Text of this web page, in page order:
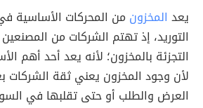
يعد المخزون من المحركات الأساسية
التوريد، إذ تهتم الشركات من
التجزئة بالمخزون؛ لأنه يعد أحد أهم
لأن وجود المخزون يعني ثقة الشركات
العرض والطلب أو حتى تقلبها في